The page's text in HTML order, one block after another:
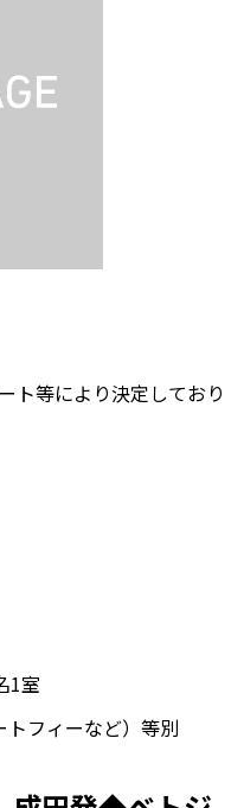
ト等により決定しており
1室
フィーなど）等別